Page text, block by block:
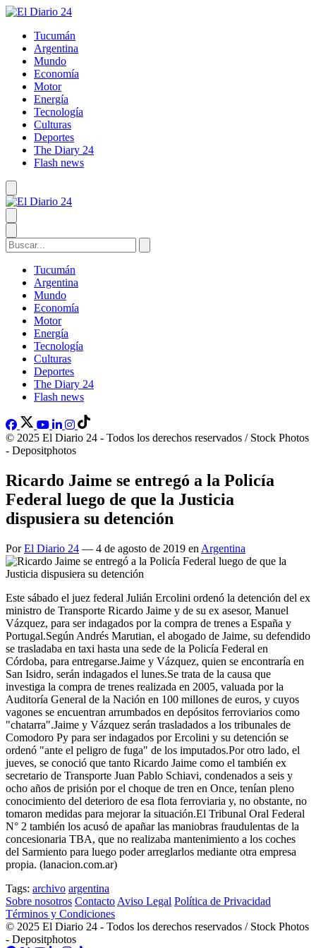
Tucumán
Argentina
Mundo
Economía
Motor
Energía
Tecnología
Culturas
Deportes
The Diary 24
Flash news
Tucumán
Argentina
Mundo
Economía
Motor
Energía
Tecnología
Culturas
Deportes
The Diary 24
Flash news
© 2025 El Diario 24 - Todos los derechos reservados / Stock Photos
- Depositphotos
Ricardo Jaime se entregó a la Policía
Federal luego de que la Justicia
dispusiera su detención
PorEl Diario 24 — 4 de agosto de 2019 en Argentina
Este sábado el juez federal Julián Ercolini ordenó la detención del ex
ministro de Transporte Ricardo Jaime y de su ex asesor, Manuel
Vázquez, para ser indagados por la compra de trenes a España y
Portugal.Según Andrés Marutian, el abogado de Jaime, su defendido
se trasladaba en taxi hasta una sede de la Policía Federal en
Córdoba, para entregarse.Jaime y Vázquez, quien se encontraría en
San Isidro, serán indagados el lunes.Se trata de la causa que
investiga la compra de trenes realizada en 2005, valuada por la
Auditoría General de la Nación en 100 millones de euros, y cuyos
vagones se encuentran arrumbados en depósitos ferroviarios como
"chatarra".Jaime y Vázquez serán trasladados a los tribunales de
Comodoro Py para ser indagados por Ercolini y su detención se
ordenó "ante el peligro de fuga" de los imputados.Por otro lado, el
jueves, se conoció que tanto Ricardo Jaime como el también ex
secretario de Transporte Juan Pablo Schiavi, condenados a seis y
ocho años de prisión por el choque de tren en Once, tenían pleno
conocimiento del deterioro de esa flota ferroviaria y, no obstante, no
tomaron medidas para mejorar la situación.El Tribunal Oral Federal
N° 2 también los acusó de apañar las maniobras fraudulentas de la
concesionaria TBA, que no realizaba mantenimiento a los coches
del Sarmiento para luego poder arreglarlos mediante otra empresa
propia. (lanacion.com.ar)
Tags: archivo argentina
Sobre nosotros Contacto Aviso Legal Política de Privacidad
Términos y Condiciones
© 2025 El Diario 24 - Todos los derechos reservados / Stock Photos
- Depositphotos